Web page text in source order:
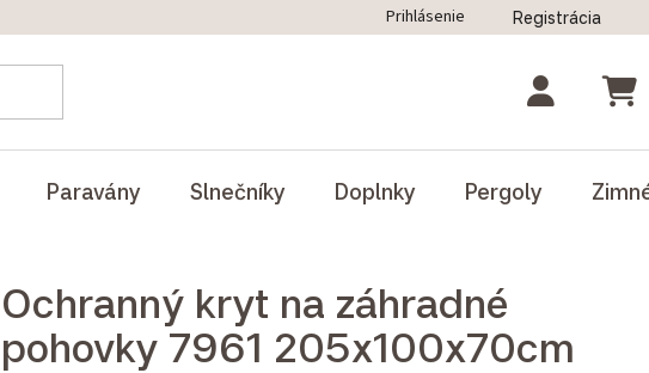
Odstúpenie od zmluvy
Prihlásenie Registrácia
Paravány Slnečníky Doplnky Pergoly
Ochranný kryt na záhradné
pohovky 7961 205x100x70cm